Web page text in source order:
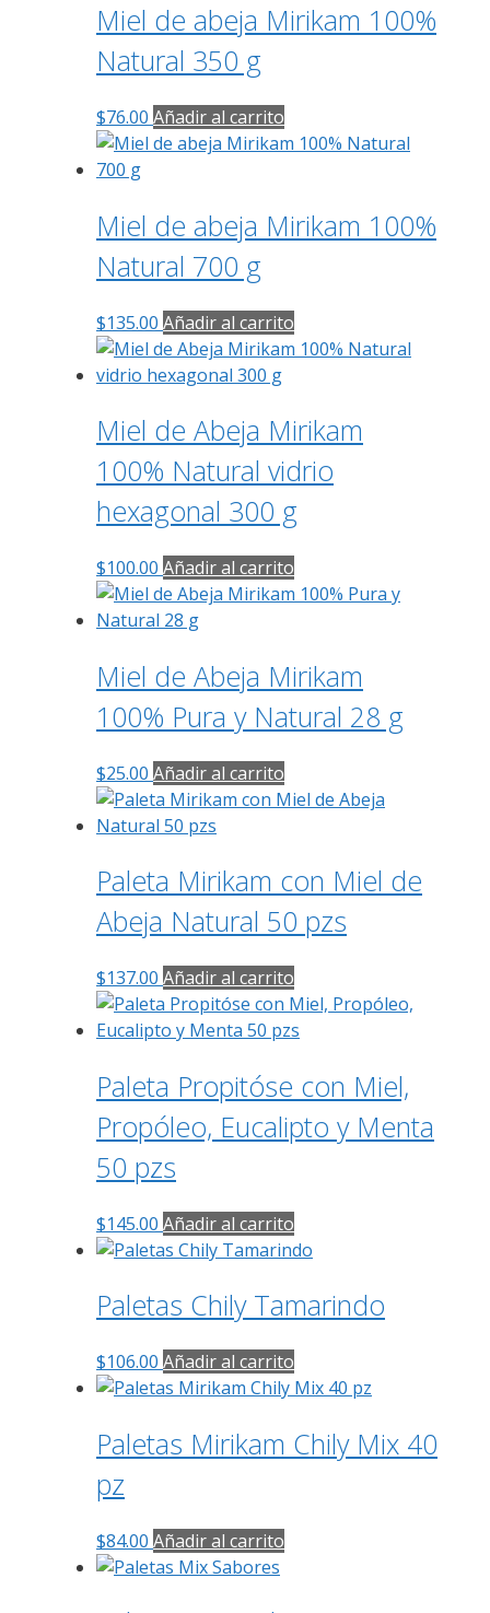
Miel de abeja Mirikam 100%
Natural 350 g
$76.00 Añadir al carrito
Miel de abeja Mirikam 100%
Natural 700 g
$135.00 Añadir al carrito
Miel de Abeja Mirikam
100% Natural vidrio
hexagonal 300 g
$100.00 Añadir al carrito
Miel de Abeja Mirikam
100% Pura y Natural 28 g
$25.00 Añadir al carrito
Paleta Mirikam con Miel de
Abeja Natural 50 pzs
$137.00 Añadir al carrito
Paleta Propitóse con Miel,
Propóleo, Eucalipto y Menta
50 pzs
$145.00 Añadir al carrito
Paletas Chily Tamarindo
$106.00 Añadir al carrito
Paletas Mirikam Chily Mix 40
pz
$84.00 Añadir al carrito